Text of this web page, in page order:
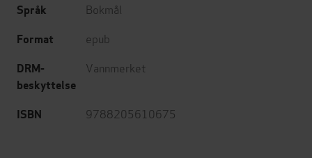
Språk Bokmål
Format epub
DRM-
beskyttelse
Vannmerket
ISBN 9788205610675